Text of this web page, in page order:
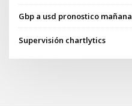
Gbp a usd pronostico mañana
Supervisión chartlytics